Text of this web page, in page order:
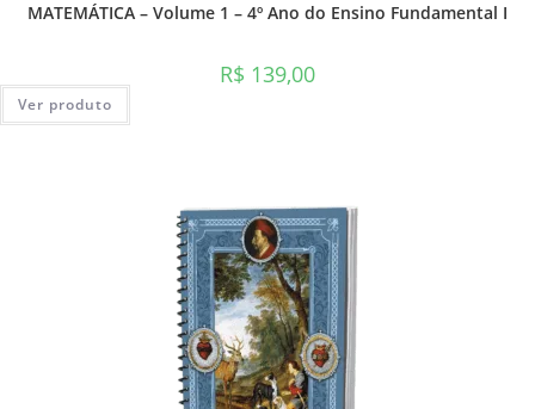
MATEMÁTICA – Volume 1 – 4º Ano do Ensino Fundamental I
R$ 139,00
Ver produto